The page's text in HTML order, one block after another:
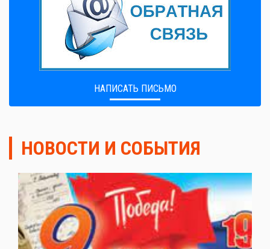
НАПИСАТЬ ПИСЬМО
НОВОСТИ И СОБЫТИЯ